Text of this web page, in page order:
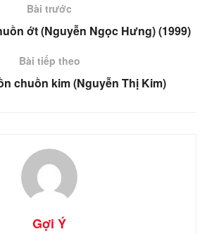
Bài trước
ớt (Nguyễn Ngọc Hưng) (1999)
Bài tiếp theo
chuồn kim (Nguyễn Thị Kim)
Gợi Ý